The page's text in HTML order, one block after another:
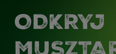
ODKRYJ